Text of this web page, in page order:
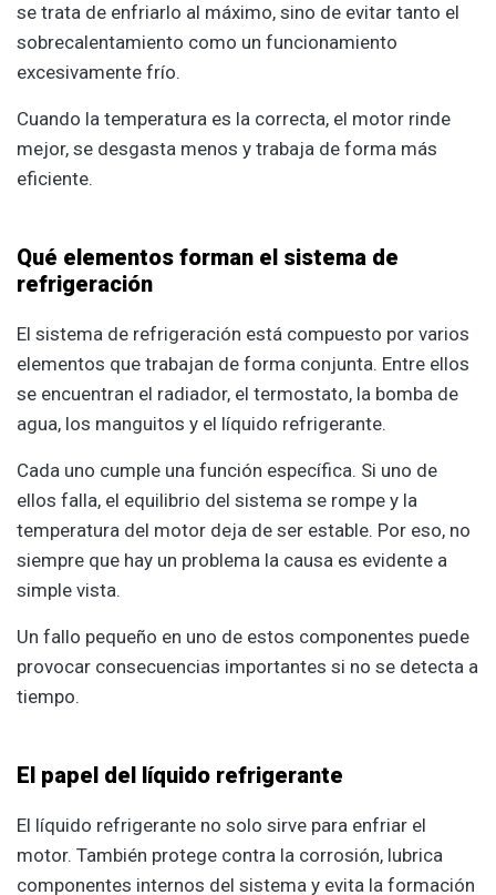
se trata de enfriarlo al máximo, sino de evitar tanto el
sobrecalentamiento como un funcionamiento
excesivamente frío.
Cuando la temperatura es la correcta, el motor rinde
mejor, se desgasta menos y trabaja de forma más
eficiente.
Qué elementos forman el sistema de
refrigeración
El sistema de refrigeración está compuesto por varios
elementos que trabajan de forma conjunta. Entre ellos
se encuentran el radiador, el termostato, la bomba de
agua, los manguitos y el líquido refrigerante.
Cada uno cumple una función específica. Si uno de
ellos falla, el equilibrio del sistema se rompe y la
temperatura del motor deja de ser estable. Por eso, no
siempre que hay un problema la causa es evidente a
simple vista.
Un fallo pequeño en uno de estos componentes puede
provocar consecuencias importantes si no se detecta a
tiempo.
El papel del líquido refrigerante
El líquido refrigerante no solo sirve para enfriar el
motor. También protege contra la corrosión, lubrica
componentes internos del sistema y evita la formación